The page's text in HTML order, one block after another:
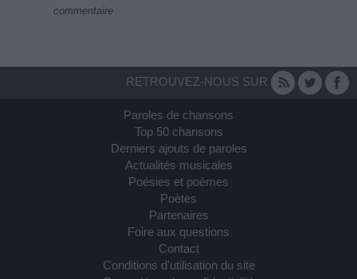
commentaire
RETROUVEZ-NOUS SUR
Paroles de chansons
Top 50 chansons
Derniers ajouts de paroles
Actualités musicales
Poésies et poèmes
Poètes
Partenaires
Foire aux questions
Contact
Conditions d'utilisation du site